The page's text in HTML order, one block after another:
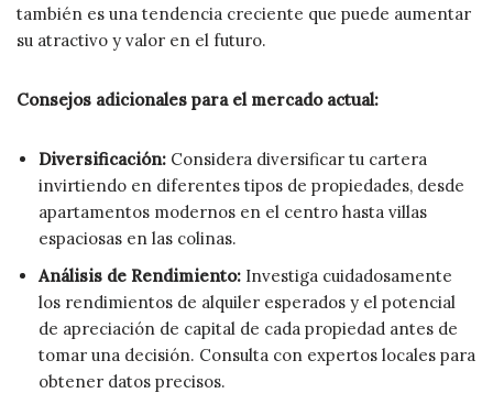
también es una tendencia creciente que puede aumentar
su atractivo y valor en el futuro.
Consejos adicionales para el mercado actual:
Diversificación: Considera diversificar tu cartera
invirtiendo en diferentes tipos de propiedades, desde
apartamentos modernos en el centro hasta villas
espaciosas en las colinas.
Análisis de Rendimiento: Investiga cuidadosamente
los rendimientos de alquiler esperados y el potencial
de apreciación de capital de cada propiedad antes de
tomar una decisión. Consulta con expertos locales para
obtener datos precisos.